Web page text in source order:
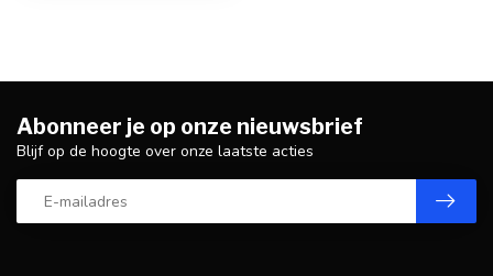
Abonneer je op onze nieuwsbrief
Blijf op de hoogte over onze laatste acties